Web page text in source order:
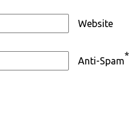
Website
Anti-Spam*